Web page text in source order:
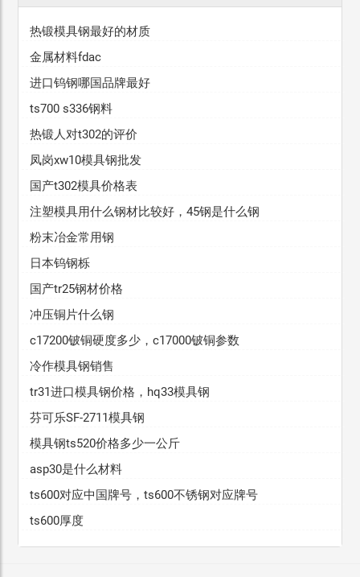
热锻模具钢最好的材质
金属材料fdac
进口钨钢哪国品牌最好
ts700 s336钢料
热锻人对t302的评价
凤岗xw10模具钢批发
国产t302模具价格表
注塑模具用什么钢材比较好，45钢是什么钢
粉末冶金常用钢
日本钨钢栎
国产tr25钢材价格
冲压铜片什么钢
c17200铍铜硬度多少，c17000铍铜参数
冷作模具钢销售
tr31进口模具钢价格，hq33模具钢
芬可乐SF-2711模具钢
模具钢ts520价格多少一公斤
asp30是什么材料
ts600对应中国牌号，ts600不锈钢对应牌号
ts600厚度